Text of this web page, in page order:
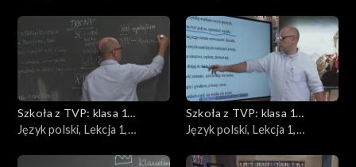
Szkoła z TVP: klasa 1
ponadpodstawowa
Język polski, Lekcja 1,
Szkoła z TVP: klasa 1
ponadpodstawowa
Język polski, Lekcja 1,